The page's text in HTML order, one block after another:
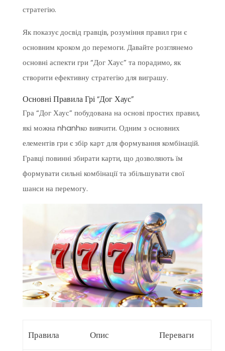
стратегію.
Як показує досвід гравців, розуміння правил гри є
основним кроком до перемоги. Давайте розглянемо
основні аспекти гри “Дог Хаус” та порадимо, як
створити ефективну стратегію для виграшу.
Основні Правила Грі “Дог Хаус”
Гра “Дог Хаус” побудована на основі простих правил,
які можна nhanhко вивчити. Одним з основних
елементів гри є збір карт для формування комбінацій.
Гравці повинні збирати карти, що дозволяють їм
формувати сильні комбінації та збільшувати свої
шанси на перемогу.
Правила Опис Переваги